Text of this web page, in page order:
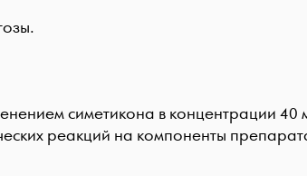
симетикона в концентрации 40
реакций на компоненты